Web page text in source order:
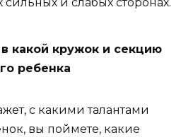
сильных и слабых сторонах.
какой кружок и секцию
ребенка
с какими талантами
вы поймете, какие